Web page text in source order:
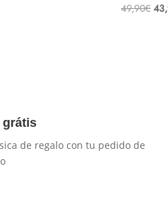
49,90€ El
grátis
de regalo con tu pedido de